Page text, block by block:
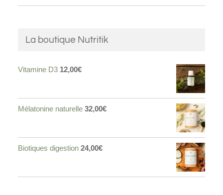
La boutique Nutritik
Vitamine D3 12,00€
Mélatonine naturelle 32,00€
Biotiques digestion 24,00€